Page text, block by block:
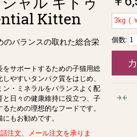
Kitten
のバランスの取れた総合栄
をサポートするための子猫用総
やすいタンパク質をはじめ、
ン・ミネラルをバランスよく配
と日々の健康維持に役立つ、子
ための理想的なフードです。
もお勧めです。
注文、メール注文を承りま
個数: